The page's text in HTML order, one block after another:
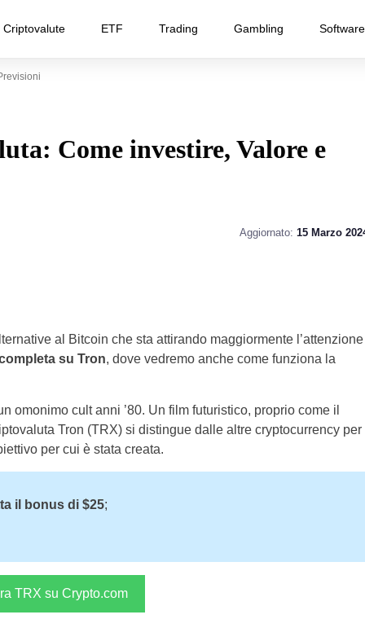
Criptovalute ETF Trading Gambling Software
Come investire, Valore e
Aggiornato: 15 Marzo
al Bitcoin che sta attirando maggiormente l’attenzione
su Tron, dove vedremo anche come funziona la
omonimo cult anni ’80. Un film futuristico, proprio come il
Tron (TRX) si distingue dalle altre cryptocurrency per
per cui è stata creata.
il bonus di $25;
TRX su Crypto.com